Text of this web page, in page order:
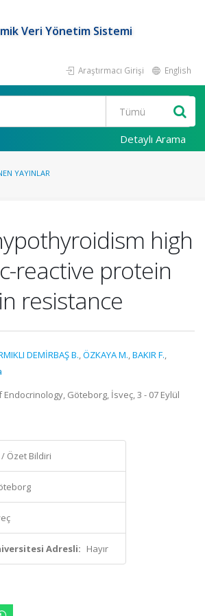
Veri Yönetim Sistemi
Araştırmacı Girişi English
Detaylı Arama
YAYINLAR
high
reactive protein
resistance
DEMİRBAŞ B.,ÖZKAYA M.,BAKIR F.,
Göteborg, İsveç, 3 - 07 Eylül
Özet Bildiri
Adresli: Hayır